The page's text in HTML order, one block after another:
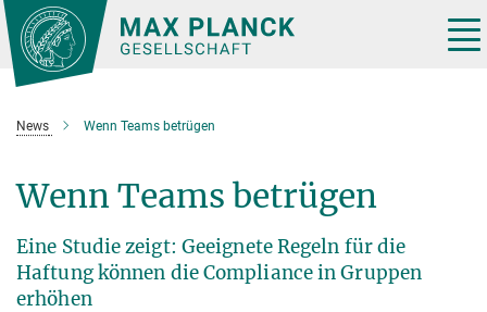
Hauptinhalt
News Wenn Teams betrügen
Wenn Teams betrügen
Eine Studie zeigt: Geeignete Regeln für die
Haftung können die Compliance in Gruppen
erhöhen